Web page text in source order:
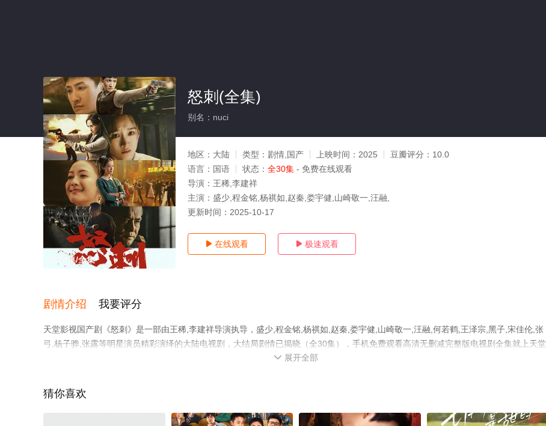
全30集/全集
怒刺(全集)
别名：nuci
地区： 大陆 类型： 剧情,国产 上映时间： 2025 豆瓣评分： 10.0
语言： 国语 状态： 全30集 - 免费在线观看
导演： 王稀,李建祥
主演： 盛少,程金铭,杨祺如,赵秦,娄宇健,山崎敬一,汪融,
更新时间： 2025-10-17
 在线观看  极速观看
剧情介绍 我要评分
天堂影视国产剧《怒刺》是一部由王稀,李建祥导演执导，盛少,程金铭,杨祺如,赵秦,娄宇健,山崎敬一,汪融,何若鹤,王泽宗,黑子,宋佳伦,张
弓,杨子骅,张露等明星演员精彩演绎的大陆电视剧，大结局剧情已揭晓（全30集），手机免费观看高清无删减完整版电视剧全集就上天堂
电影网，更多相关信息可移步至豆瓣电视剧、电视猫或剧情网等平台了解。
 展开全部
猜你喜欢